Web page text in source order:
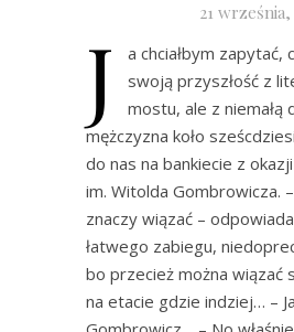
21 września,
J
a chciałbym zapytać,
swoją przyszłość z
mostu, ale z niemałą
mężczyzna koło
do nas na bankiecie z
im. Witolda Gombrowicza.
znaczy wiązać –
łatwego zabiegu,
bo przecież można wiązać
na etacie gdzie indziej… –